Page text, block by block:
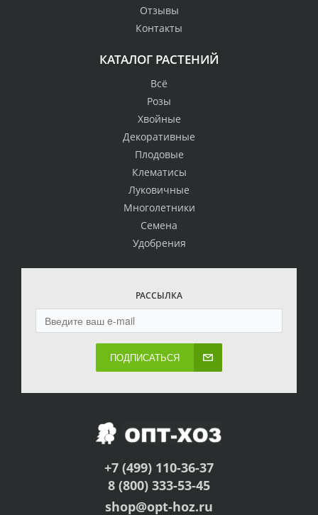
Отзывы
Контакты
КАТАЛОГ РАСТЕНИЙ
Всё
Розы
Хвойные
Декоративные
Плодовые
Клематисы
Луковичные
Многолетники
Семена
Удобрения
РАССЫЛКА
ПОДПИСАТЬСЯ
+7 (499) 110-36-37
8 (800) 333-53-45
shop@opt-hoz.ru